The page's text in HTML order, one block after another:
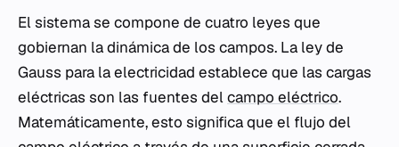
El sistema se compone de cuatro leyes que
gobiernan la dinámica de los campos. La ley de
Gauss para la electricidad establece que las cargas
eléctricas son las fuentes delcampo eléctrico.
Matemáticamente, esto significa que el flujo del